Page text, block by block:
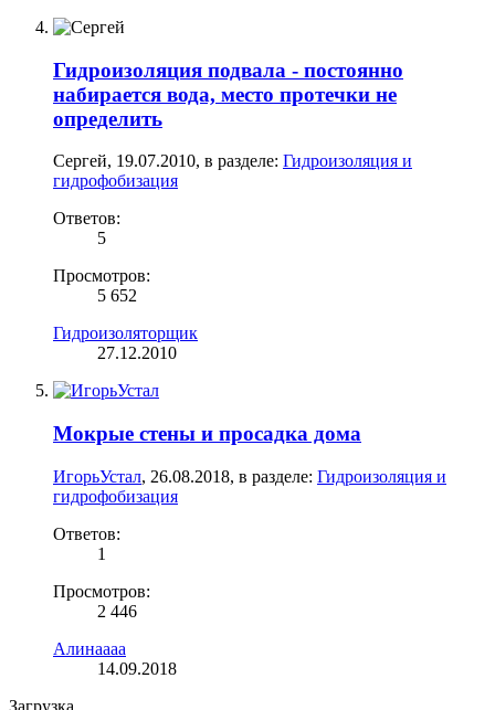
Гидроизоляция подвала - постоянно
набирается вода, место протечки не
определить
Cергей, 19.07.2010, в разделе: Гидроизоляция и
гидрофобизация
Ответов:
5
Просмотров:
5 652
Гидроизоляторщик
27.12.2010
Мокрые стены и просадка дома
ИгорьУстал, 26.08.2018, в разделе: Гидроизоляция и
гидрофобизация
Ответов:
1
Просмотров:
2 446
Алинаaaa
14.09.2018
Загрузка...